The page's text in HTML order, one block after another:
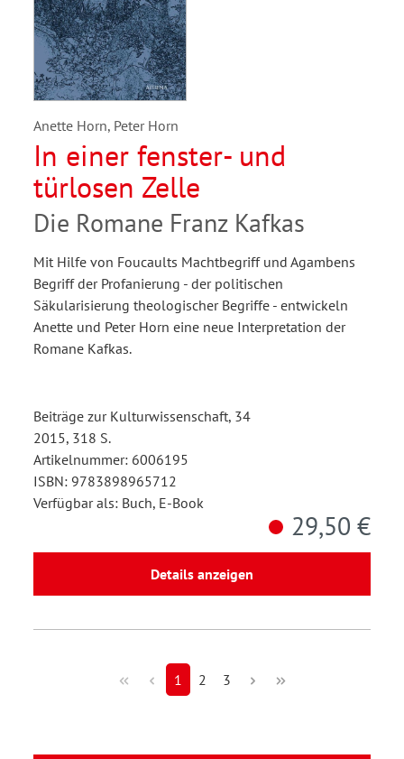
Anette Horn, Peter Horn
In einer fenster- und
türlosen Zelle
Die Romane Franz Kafkas
Mit Hilfe von Foucaults Machtbegriff und Agambens
Begriff der Profanierung - der politischen
Säkularisierung theologischer Begriffe - entwickeln
Anette und Peter Horn eine neue Interpretation der
Romane Kafkas.
Beiträge zur Kulturwissenschaft, 34
2015, 318 S.
Artikelnummer: 6006195
ISBN: 9783898965712
Verfügbar als: Buch, E-Book
29,50 €
Details anzeigen
1 2 3